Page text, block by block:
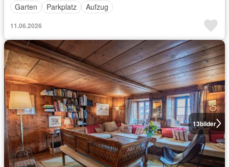
Garten
Parkplatz Aufzug
11.06.2026
13bilder